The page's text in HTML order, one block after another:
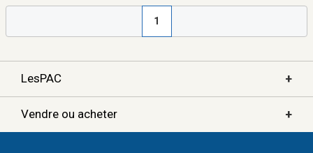
1
LesPAC +
Vendre ou acheter +